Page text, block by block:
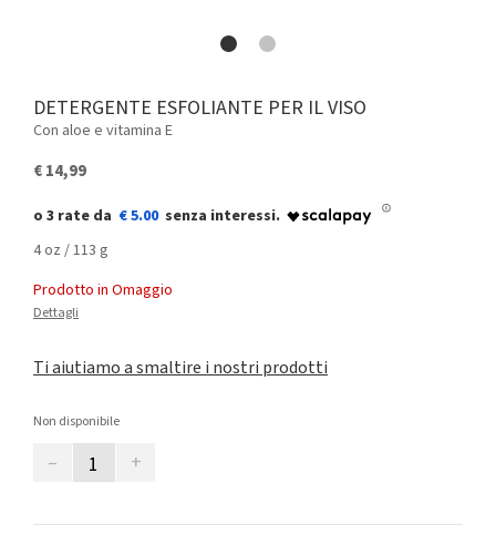
DETERGENTE ESFOLIANTE PER IL VISO
Con aloe e vitamina E
€ 14,99
€ 5.00
4 oz / 113 g
Prodotto in Omaggio
Dettagli
Ti aiutiamo a smaltire i nostri prodotti
Non disponibile
– +